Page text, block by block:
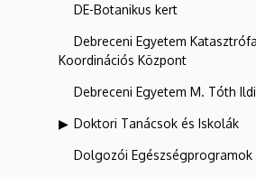
DE-Botanikus kert
Debreceni Egyetem
Koordinációs Központ
Debreceni Egyetem M. Tóth
Doktori Tanácsok és Iskolák
Dolgozói